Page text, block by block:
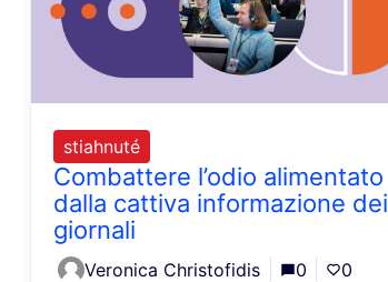
Combattere l’odio alimentato
dalla cattiva informazione dei
giornali
stiahnuté
Veronica Christofidis 0 0